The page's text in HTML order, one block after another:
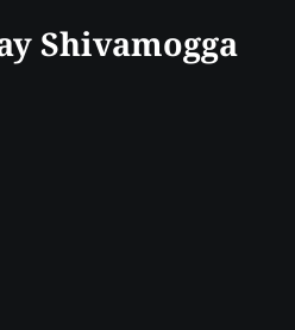
Shivamogga